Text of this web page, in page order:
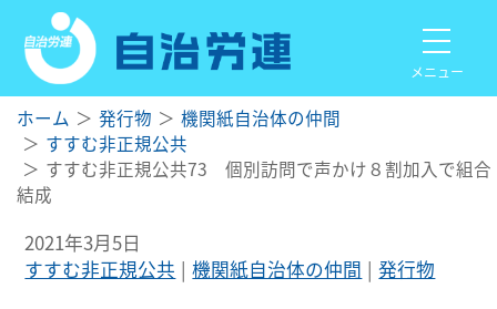
メニュー
ホーム 発行物
機関紙自治体の仲間
すすむ非正規公共
すすむ非正規公共73 個別訪問で声かけ８割加入で組合
結成
2021年3月5日
すすむ非正規公共
機関紙自治体の仲間 発行物